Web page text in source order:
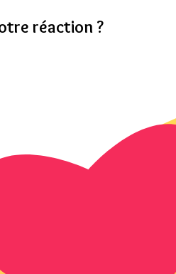
réaction ?